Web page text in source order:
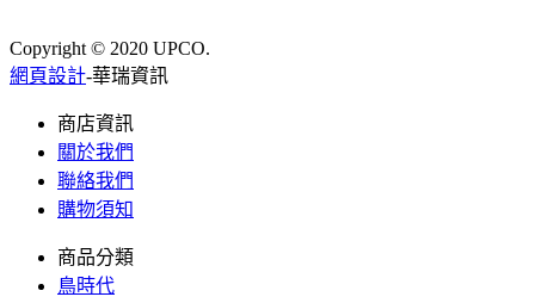
Copyright © 2020 UPCO.
網頁設計-華瑞資訊
商店資訊
關於我們
聯絡我們
購物須知
商品分類
鳥時代